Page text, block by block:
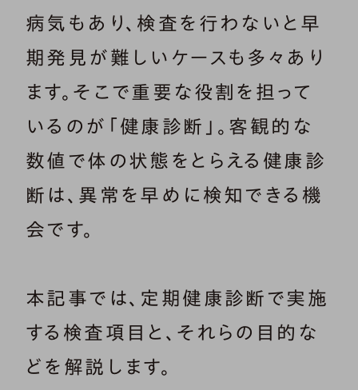
病気もあり、検査を行わないと早
期発見が難しいケースも多々あり
ます。そこで重要な役割を担って
いるのが「健康診断」。客観的な
数値で体の状態をとらえる健康診
断は、異常を早めに検知できる機
会です。
本記事では、定期健康診断で実施
する検査項目と、それらの目的な
どを解説します。